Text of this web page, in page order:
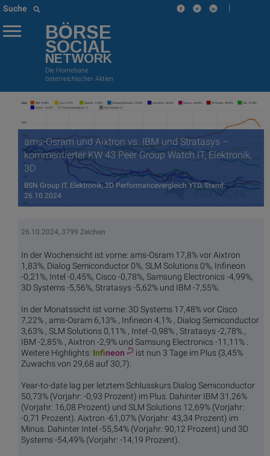
Suche |
BÖRSE
SOCIAL
NETWORK
Die Homebase
österreichischer Aktien
ams-Osram und Aixtron vs. IBM und Stratasys –
kommentierter KW 43 Peer Group Watch IT, Elektronik,
3D
BSN Group IT, Elektronik, 3D Performancevergleich YTD, Stand:
26.10.2024
26.10.2024, 3799 Zeichen
In der Wochensicht ist vorne: ams-Osram 17,8% vor Aixtron
1,83%, Dialog Semiconductor 0%, SLM Solutions 0%, Infineon
-0,21%, Intel -0,45%, Cisco -0,78%, Samsung Electronics -4,99%,
3D Systems -5,56%, Stratasys -5,62% und IBM -7,55%.
In der Monatssicht ist vorne: 3D Systems 17,48% vor Cisco
7,22% , ams-Osram 6,13% , Infineon 4,1% , Dialog Semiconductor
3,63% , SLM Solutions 0,11% , Intel -0,98% , Stratasys -2,78% ,
IBM -2,85% , Aixtron -2,9% und Samsung Electronics -11,11% .
Weitere Highlights: Infineon
ist nun 3 Tage im Plus (3,45%
Zuwachs von 29,68 auf 30,7).
Year-to-date lag per letztem Schlusskurs Dialog Semiconductor
50,73% (Vorjahr: -0,93 Prozent) im Plus. Dahinter IBM 31,26%
(Vorjahr: 16,08 Prozent) und SLM Solutions 12,69% (Vorjahr:
-0,71 Prozent). Aixtron -61,07% (Vorjahr: 43,34 Prozent) im
Minus. Dahinter Intel -55,54% (Vorjahr: 90,12 Prozent) und 3D
Systems -54,49% (Vorjahr: -14,19 Prozent).